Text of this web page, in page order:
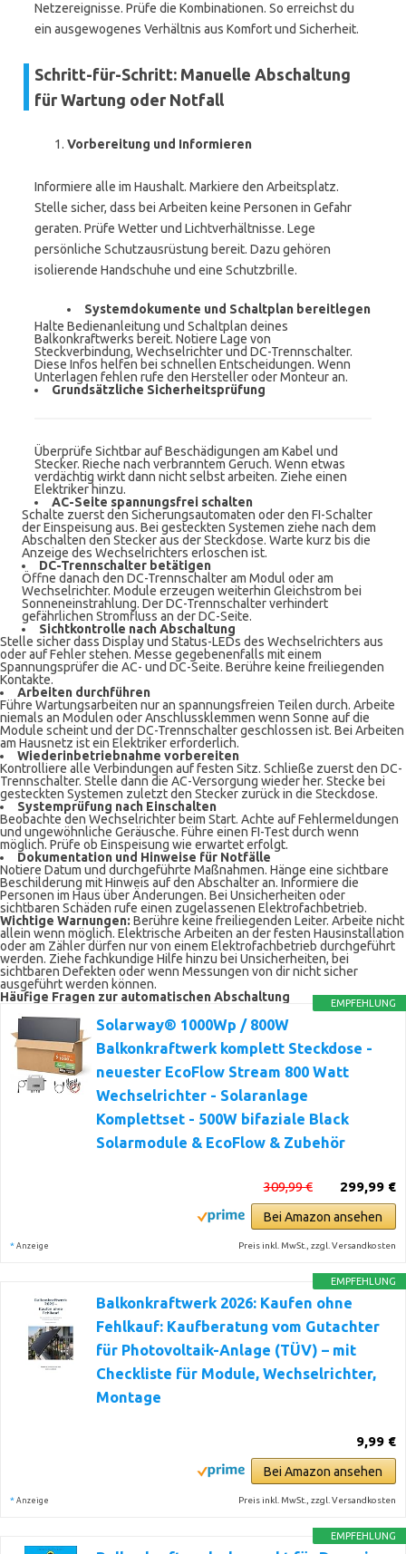
Netzereignisse. Prüfe die Kombinationen. So erreichst du
ein ausgewogenes Verhältnis aus Komfort und Sicherheit.
Schritt-für-Schritt: Manuelle Abschaltung
für Wartung oder Notfall
Vorbereitung und Informieren
Informiere alle im Haushalt. Markiere den Arbeitsplatz.
Stelle sicher, dass bei Arbeiten keine Personen in Gefahr
geraten. Prüfe Wetter und Lichtverhältnisse. Lege
persönliche Schutzausrüstung bereit. Dazu gehören
isolierende Handschuhe und eine Schutzbrille.
Systemdokumente und Schaltplan bereitlegen
Halte Bedienanleitung und Schaltplan deines
Balkonkraftwerks bereit. Notiere Lage von
Steckverbindung, Wechselrichter und DC-Trennschalter.
Diese Infos helfen bei schnellen Entscheidungen. Wenn
Unterlagen fehlen rufe den Hersteller oder Monteur an.
Grundsätzliche Sicherheitsprüfung
Überprüfe Sichtbar auf Beschädigungen am Kabel und
Stecker. Rieche nach verbranntem Geruch. Wenn etwas
verdächtig wirkt dann nicht selbst arbeiten. Ziehe einen
Elektriker hinzu.
AC-Seite spannungsfrei schalten
Schalte zuerst den Sicherungsautomaten oder den FI-Schalter
der Einspeisung aus. Bei gesteckten Systemen ziehe nach dem
Abschalten den Stecker aus der Steckdose. Warte kurz bis die
Anzeige des Wechselrichters erloschen ist.
DC-Trennschalter betätigen
Öffne danach den DC-Trennschalter am Modul oder am
Wechselrichter. Module erzeugen weiterhin Gleichstrom bei
Sonneneinstrahlung. Der DC-Trennschalter verhindert
gefährlichen Stromfluss an der DC-Seite.
Sichtkontrolle nach Abschaltung
Stelle sicher dass Display und Status-LEDs des Wechselrichters aus
oder auf Fehler stehen. Messe gegebenenfalls mit einem
Spannungsprüfer die AC- und DC-Seite. Berühre keine freiliegenden
Kontakte.
Arbeiten durchführen
Führe Wartungsarbeiten nur an spannungsfreien Teilen durch. Arbeite
niemals an Modulen oder Anschlussklemmen wenn Sonne auf die
Module scheint und der DC-Trennschalter geschlossen ist. Bei Arbeiten
am Hausnetz ist ein Elektriker erforderlich.
Wiederinbetriebnahme vorbereiten
Kontrolliere alle Verbindungen auf festen Sitz. Schließe zuerst den DC-
Trennschalter. Stelle dann die AC-Versorgung wieder her. Stecke bei
gesteckten Systemen zuletzt den Stecker zurück in die Steckdose.
Systemprüfung nach Einschalten
Beobachte den Wechselrichter beim Start. Achte auf Fehlermeldungen
und ungewöhnliche Geräusche. Führe einen FI-Test durch wenn
möglich. Prüfe ob Einspeisung wie erwartet erfolgt.
Dokumentation und Hinweise für Notfälle
Notiere Datum und durchgeführte Maßnahmen. Hänge eine sichtbare
Beschilderung mit Hinweis auf den Abschalter an. Informiere die
Personen im Haus über Änderungen. Bei Unsicherheiten oder
sichtbaren Schäden rufe einen zugelassenen Elektrofachbetrieb.
Wichtige Warnungen: Berühre keine freiliegenden Leiter. Arbeite nicht
allein wenn möglich. Elektrische Arbeiten an der festen Hausinstallation
oder am Zähler dürfen nur von einem Elektrofachbetrieb durchgeführt
werden. Ziehe fachkundige Hilfe hinzu bei Unsicherheiten, bei
sichtbaren Defekten oder wenn Messungen von dir nicht sicher
ausgeführt werden können.
Häufige Fragen zur automatischen Abschaltung
EMPFEHLUNG
Solarway® 1000Wp / 800W
Balkonkraftwerk komplett Steckdose -
neuester EcoFlow Stream 800 Watt
Wechselrichter - Solaranlage
Komplettset - 500W bifaziale Black
Solarmodule & EcoFlow & Zubehör
299,99 €
309,99 €
Bei Amazon ansehen
* Anzeige Preis inkl. MwSt., zzgl. Versandkosten
EMPFEHLUNG
Balkonkraftwerk 2026: Kaufen ohne
Fehlkauf: Kaufberatung vom Gutachter
für Photovoltaik-Anlage (TÜV) – mit
Checkliste für Module, Wechselrichter,
Montage
9,99 €
Bei Amazon ansehen
* Anzeige Preis inkl. MwSt., zzgl. Versandkosten
EMPFEHLUNG